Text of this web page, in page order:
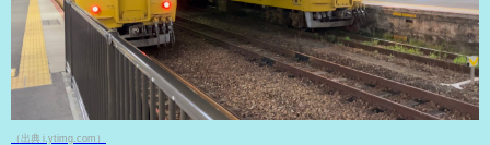
（出典 i.ytimg.com）